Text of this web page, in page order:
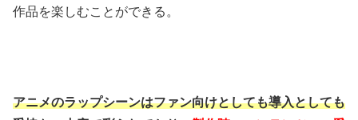
作品を楽しむことができる。
アニメのラップシーンはファン向けとしても導入としても